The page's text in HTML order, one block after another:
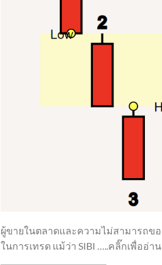
ผู้ขายในตลาดและความไม่สามารถข
ในการเทรด แม้ว่า SIBI …..คลิ๊กเพื่ออ่า